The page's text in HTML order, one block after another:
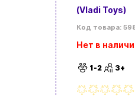
(Vladi Toys)
Код товара:
Нет в
1-2 3+